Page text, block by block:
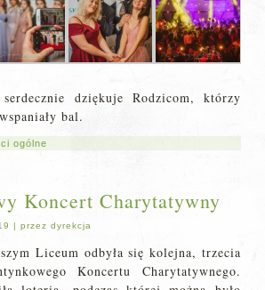
dziękuje Rodzicom, którzy
bal.
ogólne
Koncert Charytatywny
|przez dyrekcja
Liceum odbyła się kolejna, trzecia
Koncertu Charytatywnego.